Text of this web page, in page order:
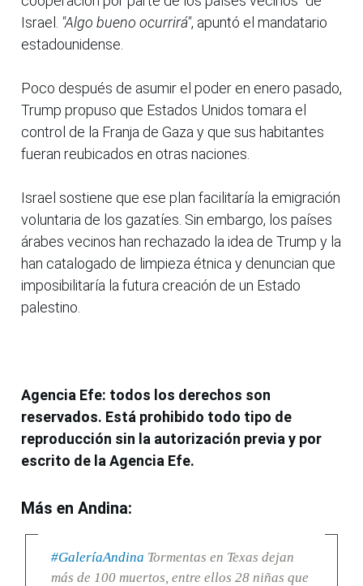
Israel. "Algo bueno ocurrirá", apuntó el mandatario
estadounidense.
Poco después de asumir el poder en enero pasado,
Trump propuso que Estados Unidos tomara el
control de la Franja de Gaza y que sus habitantes
fueran reubicados en otras naciones.
Israel sostiene que ese plan facilitaría la emigración
voluntaria de los gazatíes. Sin embargo, los países
árabes vecinos han rechazado la idea de Trump y la
han catalogado de limpieza étnica y denuncian que
imposibilitaría la futura creación de un Estado
palestino.
Agencia Efe: todos los derechos son
reservados. Está prohibido todo tipo de
reproducción sin la autorización previa y por
escrito de la Agencia Efe.
Más en Andina:
#GaleríaAndina Tormentas en Texas dejan
más de 100 muertos, entre ellos 28 niñas que